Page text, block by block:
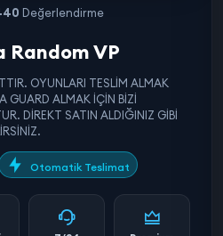
Değerlendirme
Random VP
OYUNLARI TESLİM ALMAK
GUARD ALMAK İÇİN BİZİ
DİREKT SATIN ALDIĞINIZ GİBİ
Otomatik Teslimat